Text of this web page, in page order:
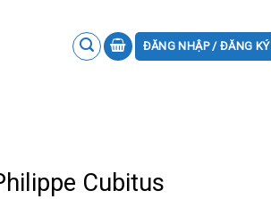
ĐĂNG NHẬP / ĐĂNG KÝ
Cubitus